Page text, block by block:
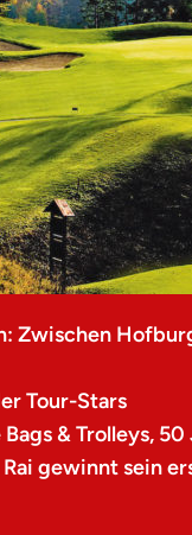
Zwischen
Tour-Stars
& Trolleys,
gewinnt sein